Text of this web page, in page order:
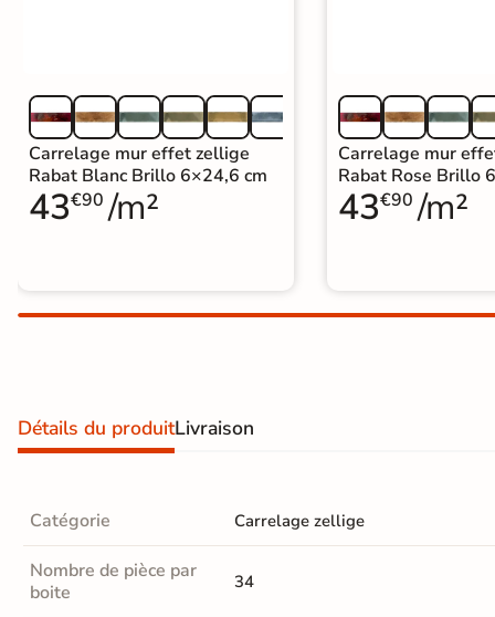
grand format
Carrelage extra fin
Voir tous les
formats
Carrelage poli /
Échantillons gratuits
BESOIN D'AIDE ?
Besoin d'aide
et deconseil ?
Carrelage mur effet zellige
Rabat Blanc Brillo 6×24,6 cm
43€90 /m²
Carrelage mur
Rabat Rose Brillo
43€90 /m²
Détails du produitLivraison
Catégorie Carrelage zellige
Nombre de pièce par
boite
34